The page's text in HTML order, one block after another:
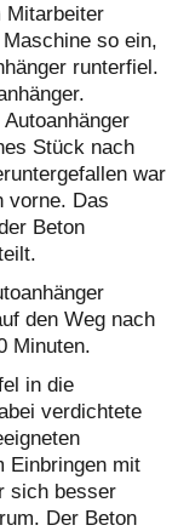
Mitarbeiter
so ein,
runterfiel.
Stück nach
war
vorne. Das
Beton
den Weg nach
Minuten.
in die
verdichtete
Einbringen mit
sich besser
Der Beton